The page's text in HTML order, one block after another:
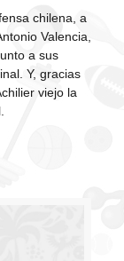
chilena, a
Valencia,
a sus
Y, gracias
viejo la